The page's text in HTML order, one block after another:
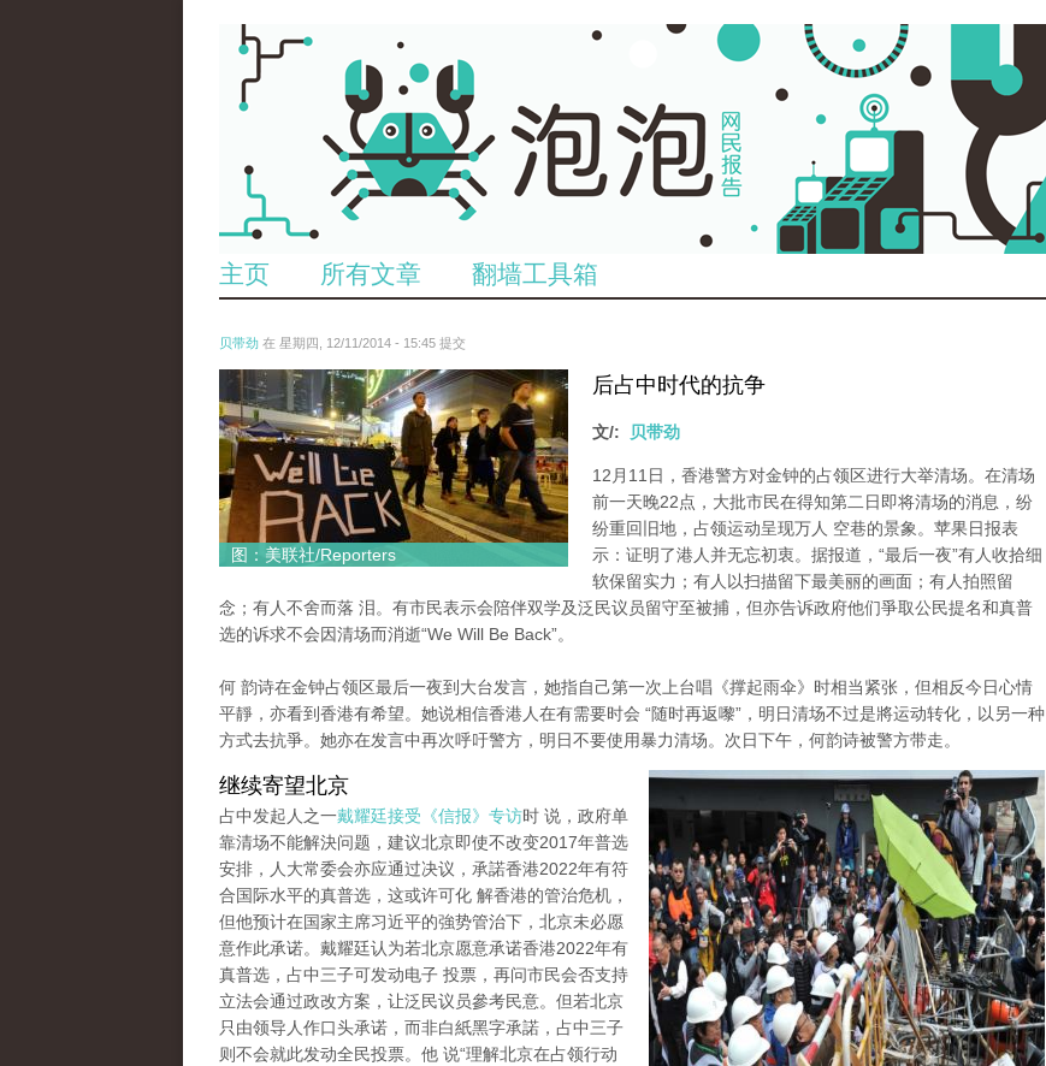
主页 所有文章 翻墙工具箱
贝带劲 在 星期四, 12/11/2014 - 15:45 提交
reporters_18475535.jpg
图：美联社/Reporters
后占中时代的抗争
文/: 贝带劲
12月11日，香港警方对金钟的占领区进行大举清场。在清场
前一天晚22点，大批市民在得知第二日即将清场的消息，纷
纷重回旧地，占领运动呈现万人 空巷的景象。苹果日报表
示：证明了港人并无忘初衷。据报道，“最后一夜”有人收拾细
软保留实力；有人以扫描留下最美丽的画面；有人拍照留
念；有人不舍而落 泪。有市民表示会陪伴双学及泛民议员留守至被捕，但亦告诉政府他们爭取公民提名和真普
选的诉求不会因清场而消逝“We Will Be Back”。
何 韵诗在金钟占领区最后一夜到大台发言，她指自己第一次上台唱《撑起雨伞》时相当紧张，但相反今日心情
平靜，亦看到香港有希望。她说相信香港人在有需要时会 “随时再返嚟”，明日清场不过是將运动转化，以另一种
方式去抗爭。她亦在发言中再次呼吁警方，明日不要使用暴力清场。次日下午，何韵诗被警方带走。
继续寄望北京
占中发起人之一戴耀廷接受《信报》专访时 说，政府单
靠清场不能解決问题，建议北京即使不改变2017年普选
安排，人大常委会亦应通过决议，承諾香港2022年有符
合国际水平的真普选，这或许可化 解香港的管治危机，
但他预计在国家主席习近平的強势管治下，北京未必愿
意作此承诺。戴耀廷认为若北京愿意承诺香港2022年有
真普选，占中三子可发动电子 投票，再问市民会否支持
立法会通过政改方案，让泛民议员參考民意。但若北京
只由领导人作口头承诺，而非白紙黑字承諾，占中三子
则不会就此发动全民投票。他 说“理解北京在占领行动